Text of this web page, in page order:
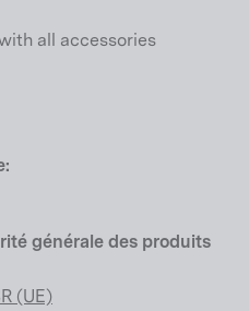
all accessories
générale des produits
(UE)